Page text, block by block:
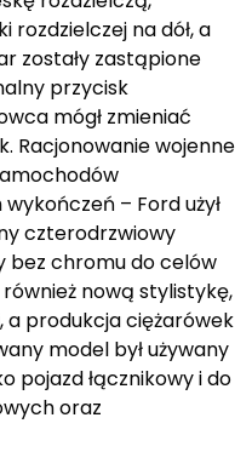
rozdzielczej na dół, a
zostały zastąpione
przycisk
mógł zmieniać
Racjonowanie wojenne
– Ford użył
czterodrzwiowy
bez chromu do celów
nową stylistykę,
a produkcja ciężarówek
model był używany
pojazd łącznikowy i do
oraz